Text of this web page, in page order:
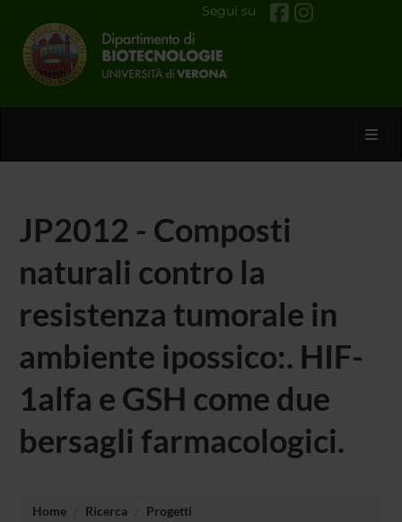
Segui su
JP2012 - Composti
naturali contro la
resistenza tumorale in
ambiente ipossico:. HIF-
1alfa e GSH come due
bersagli farmacologici.
Home Ricerca
Progetti